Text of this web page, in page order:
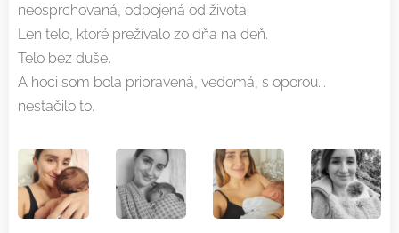
neosprchovaná, odpojená od života.
Len telo, ktoré prežívalo zo dňa na deň.
Telo bez duše.
A hoci som bola pripravená, vedomá, s oporou...
nestačilo to.